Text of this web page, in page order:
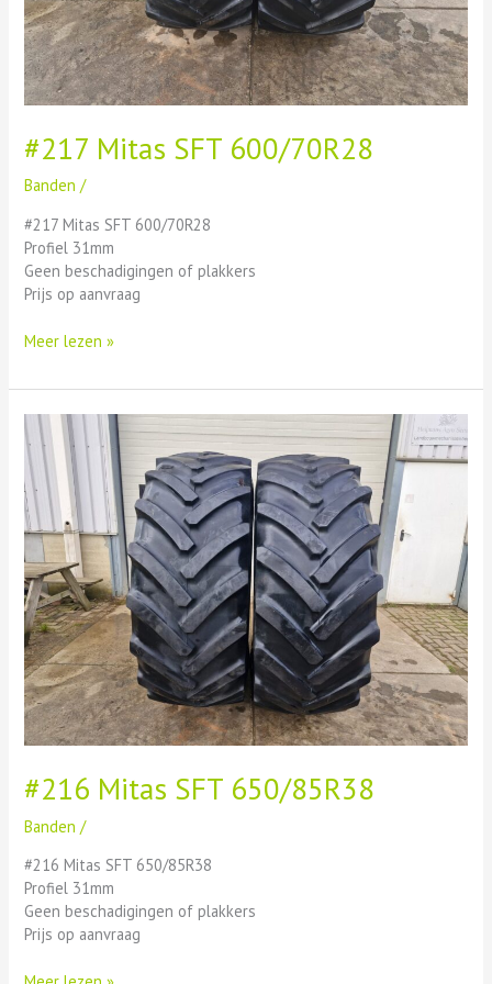
#217 Mitas SFT 600/70R28
Banden /
#217 Mitas SFT 600/70R28
Profiel 31mm
Geen beschadigingen of plakkers
Prijs op aanvraag
Meer lezen »
#216 Mitas SFT 650/85R38
Banden /
#216 Mitas SFT 650/85R38
Profiel 31mm
Geen beschadigingen of plakkers
Prijs op aanvraag
#216
Mitas
SFT
650/85R38